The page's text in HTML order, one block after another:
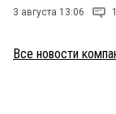
3 августа 13:06 1
Все новости